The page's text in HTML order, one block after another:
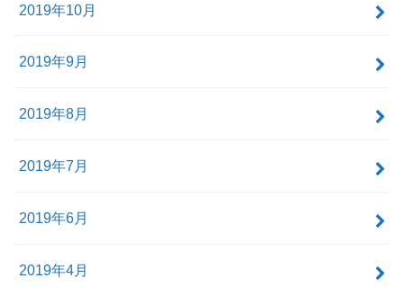
2019年10月
2019年9月
2019年8月
2019年7月
2019年6月
2019年4月